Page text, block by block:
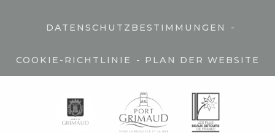
DATENSCHUTZBESTIMMUNGEN -
COOKIE-RICHTLINIE - PLAN DER WEBSITE